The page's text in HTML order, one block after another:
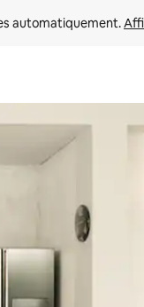
automatiquement.